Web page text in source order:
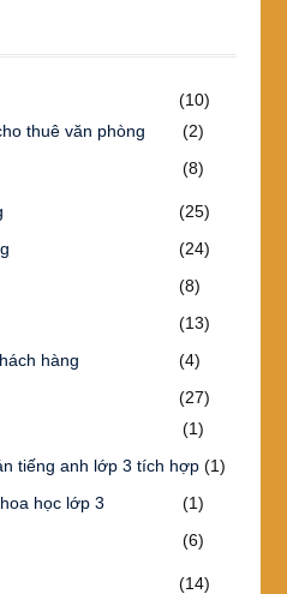
(10)
thuê văn phòng
(2)
(8)
(25)
(24)
(8)
(13)
hàng
(4)
(27)
(1)
tiếng anh lớp 3 tích hợp(1)
học lớp 3
(1)
(6)
(14)